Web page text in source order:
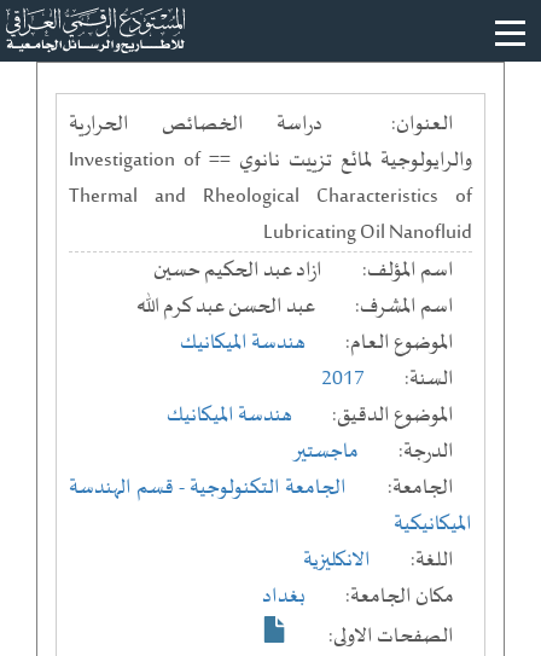
العنوان:
دراسة الخصائص الحرارية
والرايولوجية لمائع تزييت نانوي == Investigation of
Thermal and Rheological Characteristics of
Lubricating Oil Nanofluid
اسم المؤلف:
ازاد عبد الحكيم حسين
اسم المشرف:
عبد الحسن عبد كرم الله
الموضوع العام:
هندسة الميكانيك
السنة:
2017
الموضوع الدقيق:
هندسة الميكانيك
الدرجة:
ماجستير
الجامعة:
الجامعة التكنولوجية- قسم الهندسة
الميكانيكية
اللغة:
الانكليزية
مكان الجامعة:
بغداد
الصفحات الاولى: